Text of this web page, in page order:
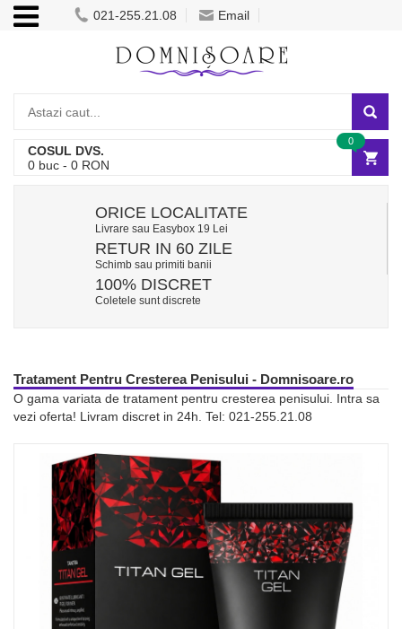
021-255.21.08 Email
COSUL DVS.
0 buc - 0 RON
0
ORICE LOCALITATE
Livrare sau Easybox 19 Lei
RETUR IN 60 ZILE
Schimb sau primiti banii
100% DISCRET
Coletele sunt discrete
Tratament Pentru Cresterea Penisului - Domnisoare.ro
O gama variata de tratament pentru cresterea penisului. Intra sa
vezi oferta! Livram discret in 24h. Tel: 021-255.21.08